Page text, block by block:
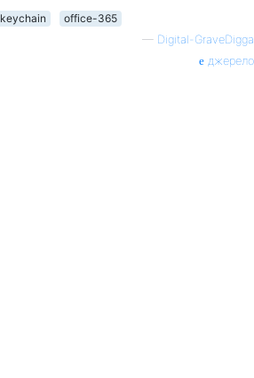
keychain
office-365
— Digital-GraveDigga
джерело